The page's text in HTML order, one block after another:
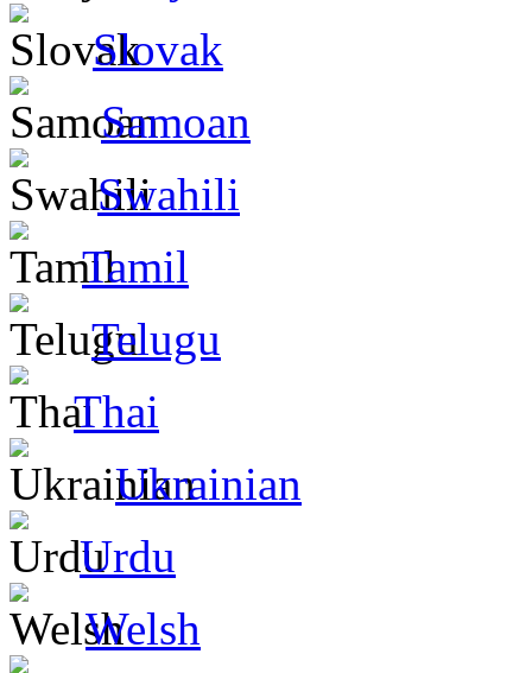
Slovak
Samoan
Swahili
Tamil
Telugu
Thai
Ukrainian
Urdu
Welsh